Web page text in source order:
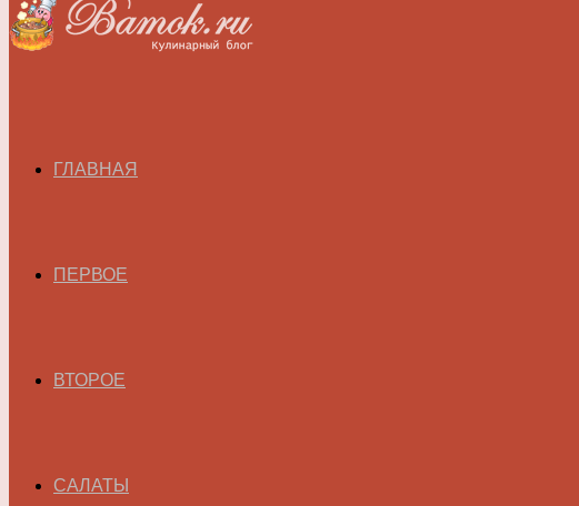
ГЛАВНАЯ
ПЕРВОЕ
ВТОРОЕ
САЛАТЫ